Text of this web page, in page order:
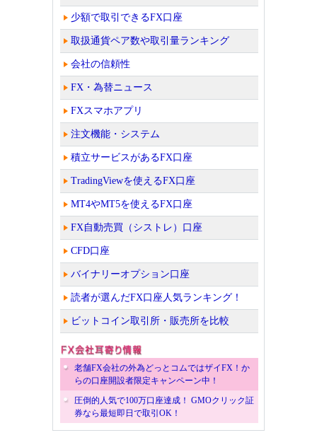
少額で取引できるFX口座
取扱通貨ペア数や取引量ランキング
会社の信頼性
FX・為替ニュース
FXスマホアプリ
注文機能・システム
積立サービスがあるFX口座
TradingViewを使えるFX口座
MT4やMT5を使えるFX口座
FX自動売買（シストレ）口座
CFD口座
バイナリーオプション口座
読者が選んだFX口座人気ランキング！
ビットコイン取引所・販売所を比較
老舗FX会社の外為どっとコムではザイFX！か
らの口座開設者限定キャンペーン中！
圧倒的人気で100万口座達成！ GMOクリック証
券なら最短即日で取引OK！